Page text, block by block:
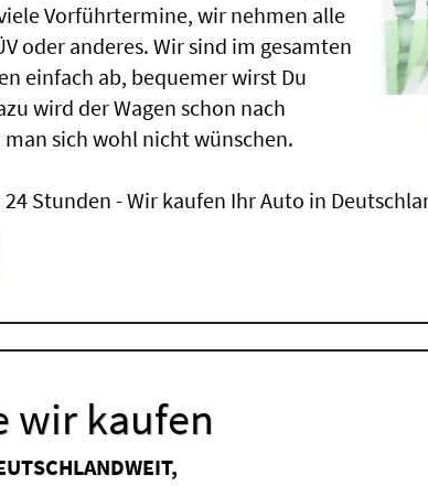
Vorführtermine, wir nehmen alle
oder anderes. Wir sind im gesamten
einfach ab, bequemer wirst Du
wird der Wagen schon nach
sich wohl nicht wünschen.
Stunden - Wir kaufen Ihr Auto in
wir kaufen